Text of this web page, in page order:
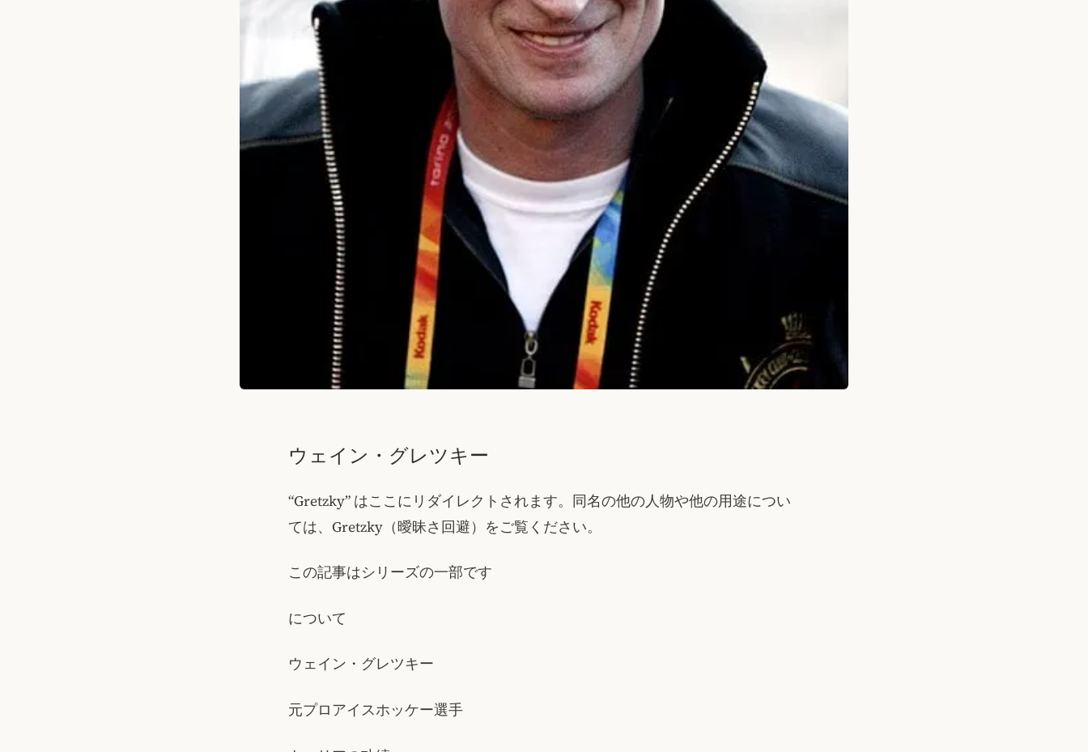
ウェイン・グレツキー
“Gretzky” はここにリダイレクトされます。同名の他の人物や他の用途につい
ては、Gretzky（曖昧さ回避）をご覧ください。
この記事はシリーズの一部です
について
ウェイン・グレツキー
元プロアイスホッケー選手